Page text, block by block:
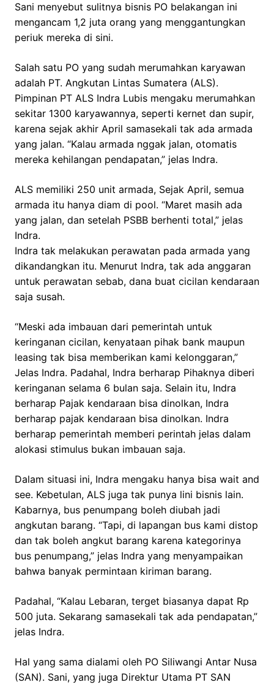
Sani menyebut sulitnya bisnis PO belakangan ini
mengancam 1,2 juta orang yang menggantungkan
periuk mereka di sini.
Salah satu PO yang sudah merumahkan karyawan
adalah PT. Angkutan Lintas Sumatera (ALS).
Pimpinan PT ALS Indra Lubis mengaku merumahkan
sekitar 1300 karyawannya, seperti kernet dan supir,
karena sejak akhir April samasekali tak ada armada
yang jalan. “Kalau armada nggak jalan, otomatis
mereka kehilangan pendapatan,” jelas Indra.
ALS memiliki 250 unit armada, Sejak April, semua
armada itu hanya diam di pool. “Maret masih ada
yang jalan, dan setelah PSBB berhenti total,” jelas
Indra.
Indra tak melakukan perawatan pada armada yang
dikandangkan itu. Menurut Indra, tak ada anggaran
untuk perawatan sebab, dana buat cicilan kendaraan
saja susah.
“Meski ada imbauan dari pemerintah untuk
keringanan cicilan, kenyataan pihak bank maupun
leasing tak bisa memberikan kami kelonggaran,”
Jelas Indra. Padahal, Indra berharap Pihaknya diberi
keringanan selama 6 bulan saja. Selain itu, Indra
berharap Pajak kendaraan bisa dinolkan, Indra
berharap pajak kendaraan bisa dinolkan. Indra
berharap pemerintah memberi perintah jelas dalam
alokasi stimulus bukan imbauan saja.
Dalam situasi ini, Indra mengaku hanya bisa wait and
see. Kebetulan, ALS juga tak punya lini bisnis lain.
Kabarnya, bus penumpang boleh diubah jadi
angkutan barang. “Tapi, di lapangan bus kami distop
dan tak boleh angkut barang karena kategorinya
bus penumpang,” jelas Indra yang menyampaikan
bahwa banyak permintaan kiriman barang.
Padahal, “Kalau Lebaran, terget biasanya dapat Rp
500 juta. Sekarang samasekali tak ada pendapatan,”
jelas Indra.
Hal yang sama dialami oleh PO Siliwangi Antar Nusa
(SAN). Sani, yang juga Direktur Utama PT SAN